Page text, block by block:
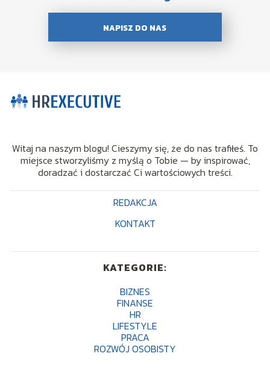
NAPISZ DO NAS
Witaj na naszym blogu! Cieszymy się, że do nas trafiłeś. To
miejsce stworzyliśmy z myślą o Tobie — by inspirować,
doradzać i dostarczać Ci wartościowych treści.
REDAKCJA
KONTAKT
KATEGORIE:
BIZNES
FINANSE
HR
LIFESTYLE
PRACA
ROZWÓJ OSOBISTY